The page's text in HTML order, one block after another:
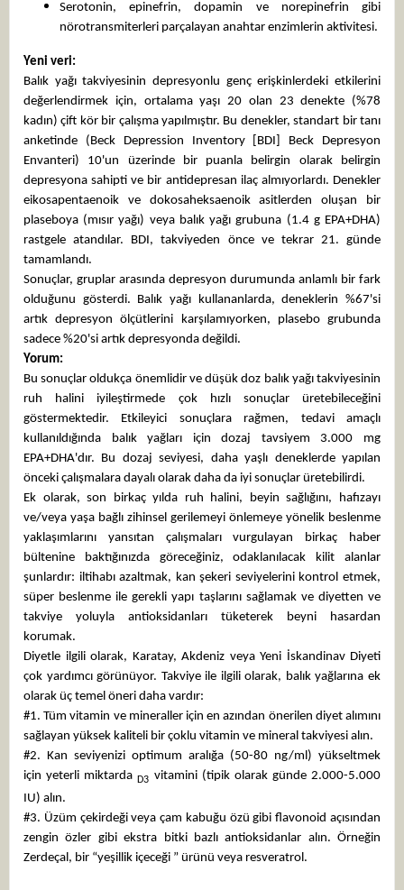
Serotonin, epinefrin, dopamin ve norepinefrin gibi
nörotransmiterleri parçalayan anahtar enzimlerin aktivitesi.
Yeni veri:
Balık yağı takviyesinin depresyonlu genç erişkinlerdeki etkilerini
değerlendirmek için, ortalama yaşı 20 olan 23 denekte (%78
kadın) çift kör bir çalışma yapılmıştır. Bu denekler, standart bir tanı
anketinde (Beck Depression Inventory [BDI] Beck Depresyon
Envanteri) 10'un üzerinde bir puanla belirgin olarak belirgin
depresyona sahipti ve bir antidepresan ilaç almıyorlardı. Denekler
eikosapentaenoik ve dokosaheksaenoik asitlerden oluşan bir
plaseboya (mısır yağı) veya balık yağı grubuna (1.4 g EPA+DHA)
rastgele atandılar. BDI, takviyeden önce ve tekrar 21. günde
tamamlandı.
Sonuçlar, gruplar arasında depresyon durumunda anlamlı bir fark
olduğunu gösterdi. Balık yağı kullananlarda, deneklerin %67'si
artık depresyon ölçütlerini karşılamıyorken, plasebo grubunda
sadece %20'si artık depresyonda değildi.
Yorum:
Bu sonuçlar oldukça önemlidir ve düşük doz balık yağı takviyesinin
ruh halini iyileştirmede çok hızlı sonuçlar üretebileceğini
göstermektedir. Etkileyici sonuçlara rağmen, tedavi amaçlı
kullanıldığında balık yağları için dozaj tavsiyem 3.000 mg
EPA+DHA'dır. Bu dozaj seviyesi, daha yaşlı deneklerde yapılan
önceki çalışmalara dayalı olarak daha da iyi sonuçlar üretebilirdi.
Ek olarak, son birkaç yılda ruh halini, beyin sağlığını, hafızayı
ve/veya yaşa bağlı zihinsel gerilemeyi önlemeye yönelik beslenme
yaklaşımlarını yansıtan çalışmaları vurgulayan birkaç haber
bültenine baktığınızda göreceğiniz, odaklanılacak kilit alanlar
şunlardır: iltihabı azaltmak, kan şekeri seviyelerini kontrol etmek,
süper beslenme ile gerekli yapı taşlarını sağlamak ve diyetten ve
takviye yoluyla antioksidanları tüketerek beyni hasardan
korumak.
Diyetle ilgili olarak, Karatay, Akdeniz veya Yeni İskandinav Diyeti
çok yardımcı görünüyor. Takviye ile ilgili olarak, balık yağlarına ek
olarak üç temel öneri daha vardır:
#1. Tüm vitamin ve mineraller için en azından önerilen diyet alımını
sağlayan yüksek kaliteli bir çoklu vitamin ve mineral takviyesi alın.
#2. Kan seviyenizi optimum aralığa (50-80 ng/ml) yükseltmek
için yeterli miktardaD3 vitamini (tipik olarak günde 2.000-5.000
IU) alın.
#3. Üzüm çekirdeği veya çam kabuğu özü gibi flavonoid açısından
zengin özler gibi ekstra bitki bazlı antioksidanlar alın. Örneğin
Zerdeçal, bir “yeşillik içeceği ” ürünü veya resveratrol.